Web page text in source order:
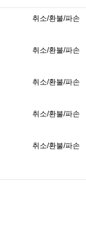
취소/환불/파손
취소/환불/파손
취소/환불/파손
취소/환불/파손
취소/환불/파손